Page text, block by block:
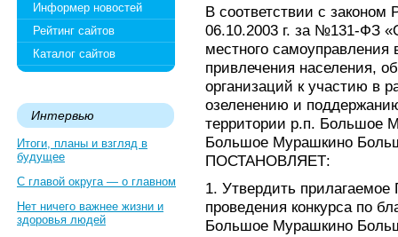
Информер новостей
Рейтинг сайтов
Каталог сайтов
Интервью
Итоги, планы и взгляд в
будущее
С главой округа — о главном
Нет ничего важнее жизни и
здоровья людей
В соответствии с
06.10.2003 г. за №131-ФЗ
местного
привлечения населения,
организаций к участию в
озеленению и
территории р.п. Большое
Большое Мурашкино
ПОСТАНОВЛЯЕТ:
1. Утвердить
проведения конкурса по
Большое Мурашкино